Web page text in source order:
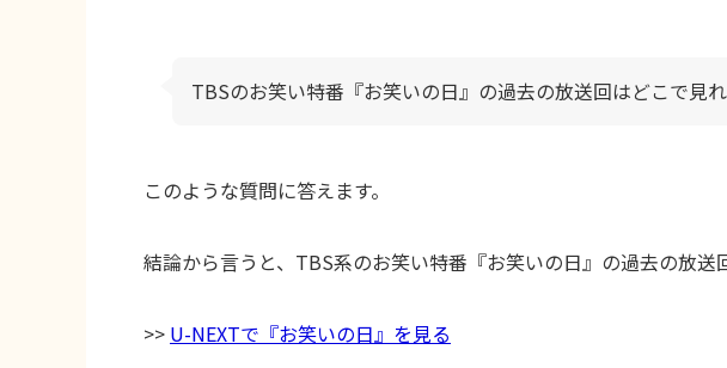
TBSのお笑い特番『お笑いの日』の過去の放送回はどこで見
このような質問に答えます。
結論から言うと、TBS系のお笑い特番『お笑いの日』の過去の放送
>> U-NEXTで『お笑いの日』を見る